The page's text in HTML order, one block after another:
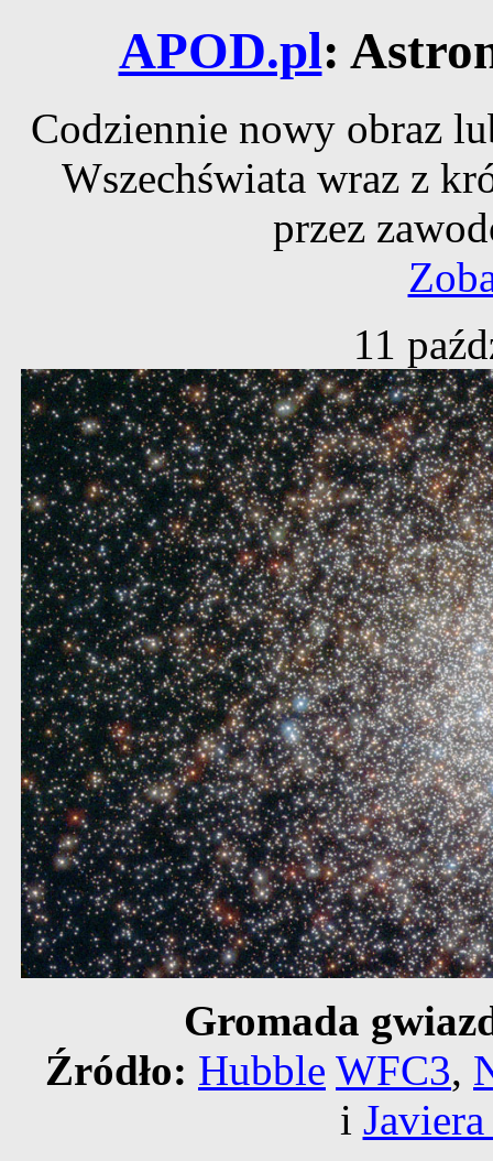
APOD.pl:
Codziennie nowy obraz
Wszechświata wraz z
przez
11
Gromada
Źródło: Hubble WFC3,
i